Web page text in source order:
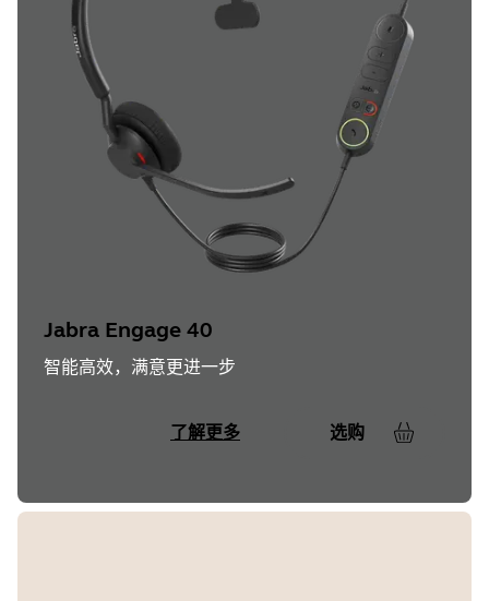
Jabra Engage 40
智能高效，满意更进一步
了解更多 选购